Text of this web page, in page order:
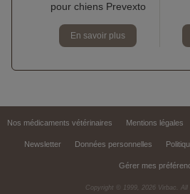
pour chiens Prevexto
En savoir plus
Nos médicaments vétérinaires Mentions légales
Newsletter Données personnelles
Gérer mes
Copyright © 1999, 2026 Virbac. All